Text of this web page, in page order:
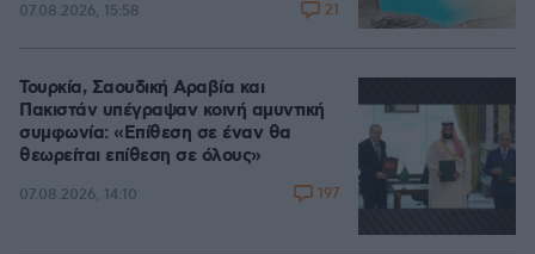
07.08.2026, 15:58 21
Τουρκία, Σαουδική Αραβία και
Πακιστάν υπέγραψαν κοινή αμυντική
συμφωνία: «Επίθεση σε έναν θα
θεωρείται επίθεση σε όλους»
07.08.2026, 14:10 197